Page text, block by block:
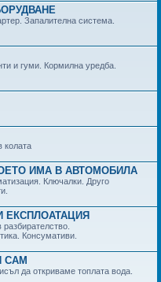
Запалителна система.
и гуми. Кормилна уредба.
колата
ИМА В АВТОМОБИЛА
Ключалки. Друго
ЕКСПЛОАТАЦИЯ
Консумативи.
САМ
да откриваме топлата вода.